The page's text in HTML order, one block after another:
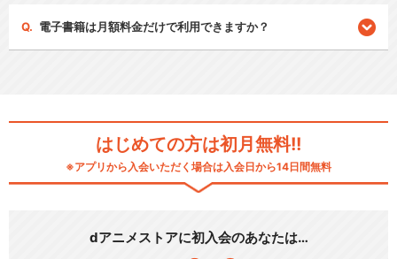
電子書籍は月額料金だけで利用できますか？
はじめての方は初月無料!!
※アプリから入会いただく場合は入会日から14日間無料
dアニメストアに初入会のあなたは…